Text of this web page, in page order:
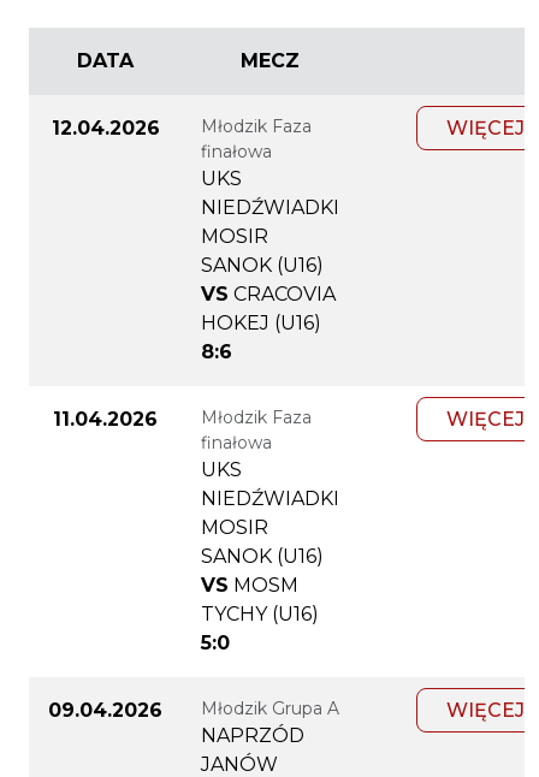
DATA MECZ
12.04.2026
Młodzik Faza
finałowa
UKS
NIEDŹWIADKI
MOSIR
SANOK (U16)
VS CRACOVIA
HOKEJ (U16)
8:6
WIĘCEJ
11.04.2026
Młodzik Faza
finałowa
UKS
NIEDŹWIADKI
MOSIR
SANOK (U16)
VS MOSM
TYCHY (U16)
5:0
WIĘCEJ
09.04.2026 Młodzik Grupa A
NAPRZÓD
JANÓW
WIĘCEJ